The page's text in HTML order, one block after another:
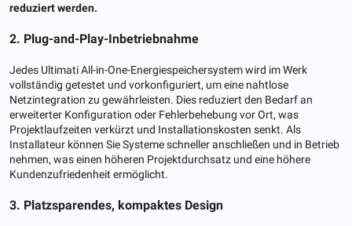
reduziert werden.
2. Plug-and-Play-Inbetriebnahme
Jedes Ultimati All-in-One-Energiespeichersystem wird im Werk
vollständig getestet und vorkonfiguriert, um eine nahtlose
Netzintegration zu gewährleisten. Dies reduziert den Bedarf an
erweiterter Konfiguration oder Fehlerbehebung vor Ort, was
Projektlaufzeiten verkürzt und Installationskosten senkt. Als
Installateur können Sie Systeme schneller anschließen und in Betrieb
nehmen, was einen höheren Projektdurchsatz und eine höhere
Kundenzufriedenheit ermöglicht.
3. Platzsparendes, kompaktes Design